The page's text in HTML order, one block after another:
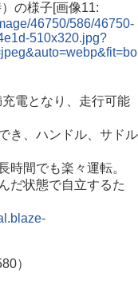
の様子[画像11:
46750/586/46750-
510x320.jpg?
電となり、走行可能
き、ハンドル、サドル
時間でも楽々運転。
だ状態で自立するた
）